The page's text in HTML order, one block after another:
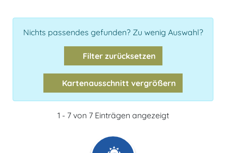
Nichts passendes gefunden? Zu wenig Auswahl?
Filter zurücksetzen
Kartenausschnitt vergrößern
1 - 7 von 7 Einträgen angezeigt